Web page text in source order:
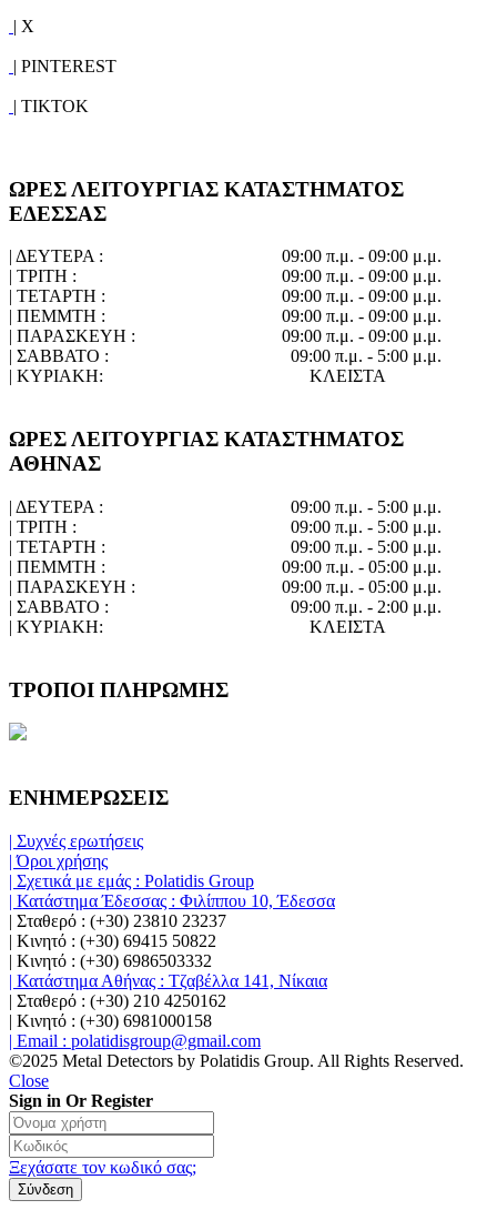
| X
| PINTEREST
| TIKTOK
ΩΡΕΣ ΛΕΙΤΟΥΡΓΙΑΣ ΚΑΤΑΣΤΗΜΑΤΟΣ
ΕΔΕΣΣΑΣ
| ΔΕΥΤΕΡΑ :
09:00 π.μ. - 09:00 μ.μ.
| ΤΡΙΤΗ :
09:00 π.μ. - 09:00 μ.μ.
| ΤΕΤΑΡΤΗ :
09:00 π.μ. - 09:00 μ.μ.
| ΠΕΜΜΤΗ :
09:00 π.μ. - 09:00 μ.μ.
| ΠΑΡΑΣΚΕΥΗ :
09:00 π.μ. - 09:00 μ.μ.
| ΣΑΒΒΑΤΟ :
09:00 π.μ. - 5:00 μ.μ.
| ΚΥΡΙΑΚΗ:
ΚΛΕΙΣΤΑ
ΩΡΕΣ ΛΕΙΤΟΥΡΓΙΑΣ ΚΑΤΑΣΤΗΜΑΤΟΣ
ΑΘΗΝΑΣ
| ΔΕΥΤΕΡΑ :
09:00 π.μ. - 5:00 μ.μ.
| ΤΡΙΤΗ :
09:00 π.μ. - 5:00 μ.μ.
| ΤΕΤΑΡΤΗ :
09:00 π.μ. - 5:00 μ.μ.
| ΠΕΜΜΤΗ :
09:00 π.μ. - 05:00 μ.μ.
| ΠΑΡΑΣΚΕΥΗ :
09:00 π.μ. - 05:00 μ.μ.
| ΣΑΒΒΑΤΟ :
09:00 π.μ. - 2:00 μ.μ.
| ΚΥΡΙΑΚΗ:
ΚΛΕΙΣΤΑ
ΤΡΟΠΟΙ ΠΛΗΡΩΜΗΣ
ΕΝΗΜΕΡΩΣΕΙΣ
| Συχνές ερωτήσεις
| Όροι χρήσης
| Σχετικά με εμάς : Polatidis Group
| Κατάστημα Έδεσσας : Φιλίππου 10, Έδεσσα
| Σταθερό : (+30) 23810 23237
| Κινητό : (+30) 69415 50822
| Κινητό : (+30) 6986503332
| Κατάστημα Αθήνας : Τζαβέλλα 141, Νίκαια
| Σταθερό : (+30) 210 4250162
| Κινητό : (+30) 6981000158
| Email : polatidisgroup@gmail.com
©2025 Metal Detectors by Polatidis Group. All Rights Reserved.
Close
Sign in Or Register
Ξεχάσατε τον κωδικό σας;